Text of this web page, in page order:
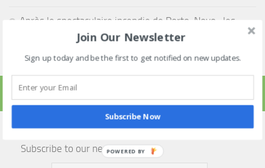
Après le spectaculaire incendie de Porto-Novo , les
flammes laissent un paysage de désolation à Avakpa
PLUS
Subscribe to our newsletter!
Join Our Newsletter
Sign up today and be the first to get notified on new updates.
Subscribe Now
POWERED BY